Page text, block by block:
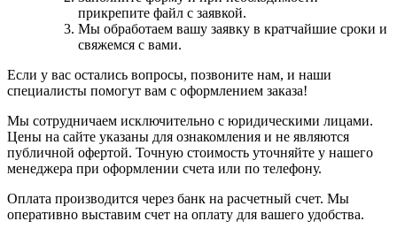
прикрепите файл с заявкой.
Мы обработаем вашу заявку в кратчайшие сроки и
свяжемся с вами.
Если у вас остались вопросы, позвоните нам, и наши
специалисты помогут вам с оформлением заказа!
Мы сотрудничаем исключительно с юридическими лицами.
Цены на сайте указаны для ознакомления и не являются
публичной офертой. Точную стоимость уточняйте у нашего
менеджера при оформлении счета или по телефону.
Оплата производится через банк на расчетный счет. Мы
оперативно выставим счет на оплату для вашего удобства.